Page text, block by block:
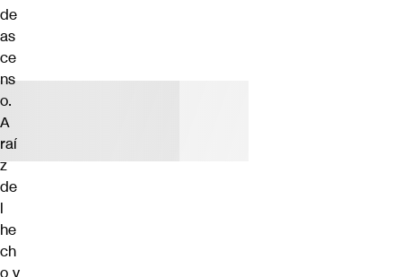
de
as
ce
ns
o.
A
raí
z
de
l
he
ch